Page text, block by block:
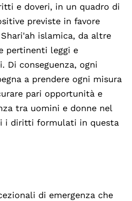
e doveri, in un quadro di
previste in favore
islamica, da altre
pertinenti leggi e
Di conseguenza, ogni
a prendere ogni misura
pari opportunità e
tra uomini e donne nel
i diritti formulati in questa
di emergenza che